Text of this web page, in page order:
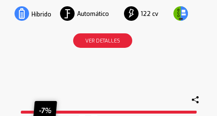
Híbrido Automático 122 cv
VER DETALLES
-7%